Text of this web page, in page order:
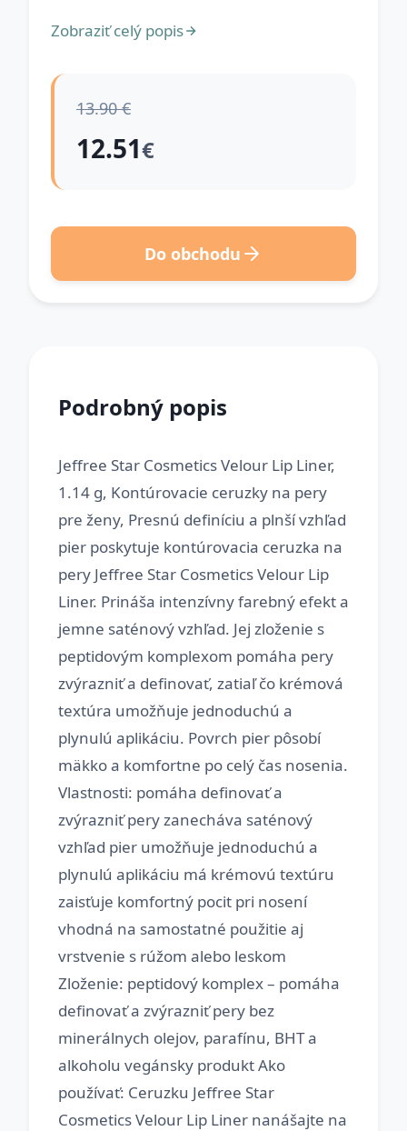
Zobraziť celý popis
13.90 €
12.51€
Do obchodu
Podrobný popis
Jeffree Star Cosmetics Velour Lip Liner,
1.14 g, Kontúrovacie ceruzky na pery
pre ženy, Presnú definíciu a plnší vzhľad
pier poskytuje kontúrovacia ceruzka na
pery Jeffree Star Cosmetics Velour Lip
Liner. Prináša intenzívny farebný efekt a
jemne saténový vzhľad. Jej zloženie s
peptidovým komplexom pomáha pery
zvýrazniť a definovať, zatiaľ čo krémová
textúra umožňuje jednoduchú a
plynulú aplikáciu. Povrch pier pôsobí
mäkko a komfortne po celý čas nosenia.
Vlastnosti: pomáha definovať a
zvýrazniť pery zanecháva saténový
vzhľad pier umožňuje jednoduchú a
plynulú aplikáciu má krémovú textúru
zaisťuje komfortný pocit pri nosení
vhodná na samostatné použitie aj
vrstvenie s rúžom alebo leskom
Zloženie: peptidový komplex – pomáha
definovať a zvýrazniť pery bez
minerálnych olejov, parafínu, BHT a
alkoholu vegánsky produkt Ako
používať: Ceruzku Jeffree Star
Cosmetics Velour Lip Liner nanášajte na